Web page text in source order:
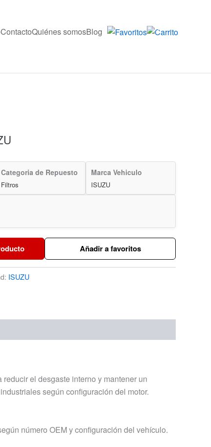
ContactoQuiénes somosBlog 0
Categoria de Repuesto
Filtros
Marca Vehiculo
ISUZU
Añadir a favoritos
ISUZU
el desgaste interno y mantener un
según configuración del motor.
número OEM y configuración del vehículo.